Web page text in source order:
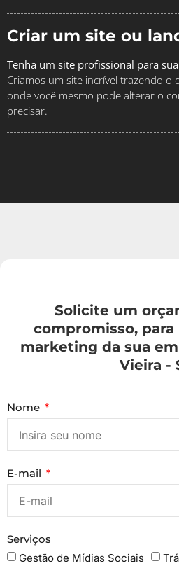
Criar um site ou
Tenha um site profissional para
Criamos um site incrível trazendo o
onde você mesmo pode alterar o
precisar.
Solicite um
compromisso,
marketing da sua
Vieira -
Nome
E-mail
Serviços
Gestão de Mídias Sociais